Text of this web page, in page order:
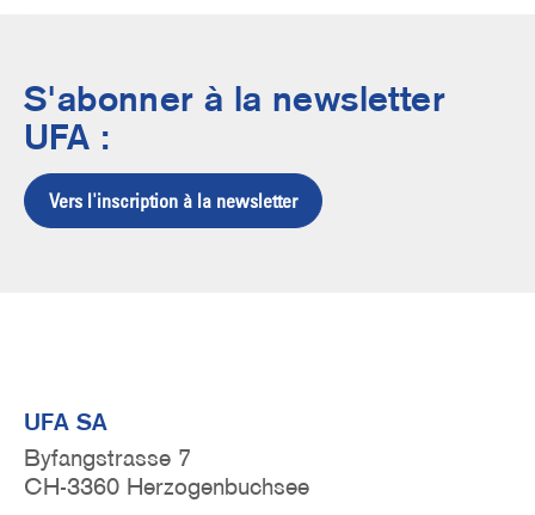
S'abonner à la newsletter
UFA :
Vers l'inscription à la newsletter
UFA SA
Byfangstrasse 7
CH-3360 Herzogenbuchsee